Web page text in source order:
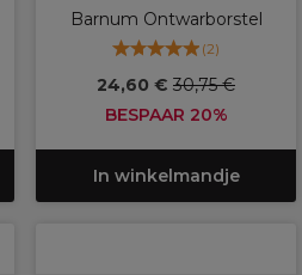
Barnum Ontwarborstel
(2)
24,60 € 30,75 €
BESPAAR 20%
In winkelmandje